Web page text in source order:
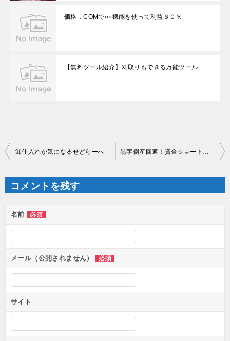
価格．COMで○○機能を使って利益６０％
【無料ツール紹介】刈取りもできる万能ツール
投
稿
ナ
ゲ
ー
シ
ン
卸仕入れが気になるせどらーへ
コメントを残す
名前 必須
メール（公開されません） 必須
サイト